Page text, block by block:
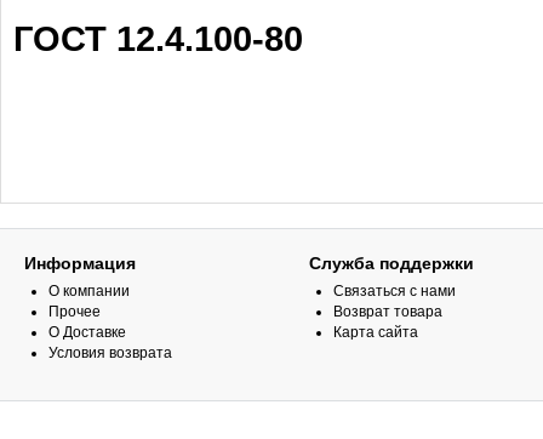
ГОСТ 12.4.100-80
Информация
О компании
Прочее
О Доставке
Условия возврата
Служба поддержки
Связаться с нами
Возврат товара
Карта сайта